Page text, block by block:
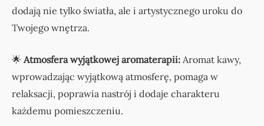
dodają nie tylko światła, ale i artystycznego uroku do
Twojego wnętrza.
🌟 Atmosfera wyjątkowej aromaterapii: Aromat kawy,
wprowadzając wyjątkową atmosferę, pomaga w
relaksacji, poprawia nastrój i dodaje charakteru
każdemu pomieszczeniu.